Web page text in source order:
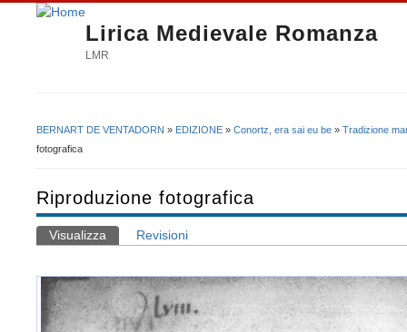
Lirica Medievale Romanza
LMR
Tu sei qui
BERNART DE VENTADORN » EDIZIONE » Conortz, era sai eu be » Tradizione
fotografica
Riproduzione fotografica
Schede primarie
Visualizza (scheda attiva)
Revisioni